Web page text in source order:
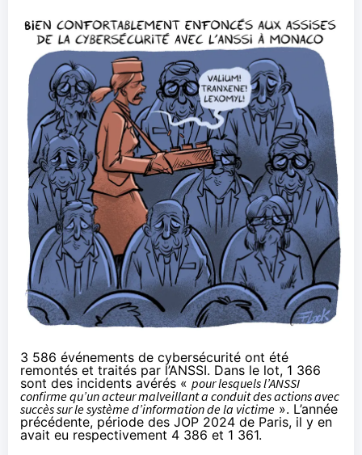
3 586 événements de cybersécurité ont été
remontés et traités par l’ANSSI. Dans le lot, 1 366
sont des incidents avérés « pour lesquels l’ANSSI
confirme qu’un acteur malveillant a conduit des actions avec
succès sur le système d’information de la victime ». L’année
précédente, période des JOP 2024 de Paris, il y en
avait eu respectivement 4 386 et 1 361.